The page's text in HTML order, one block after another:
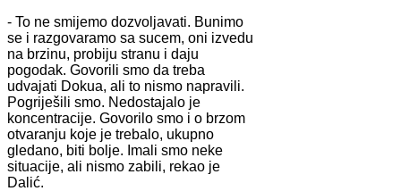
- To ne smijemo dozvoljavati. Bunimo
se i razgovaramo sa sucem, oni izvedu
na brzinu, probiju stranu i daju
pogodak. Govorili smo da treba
udvajati Dokua, ali to nismo napravili.
Pogriješili smo. Nedostajalo je
koncentracije. Govorilo smo i o brzom
otvaranju koje je trebalo, ukupno
gledano, biti bolje. Imali smo neke
situacije, ali nismo zabili, rekao je
Dalić.